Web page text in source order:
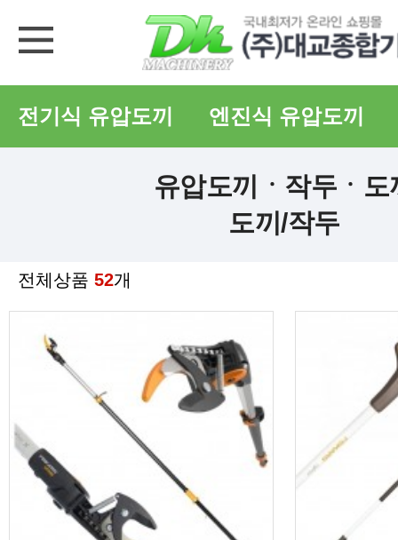
전기식 유압도끼 엔진식 유압도끼
유압도끼ㆍ작두ㆍ도
도끼/작두
전체상품 52개